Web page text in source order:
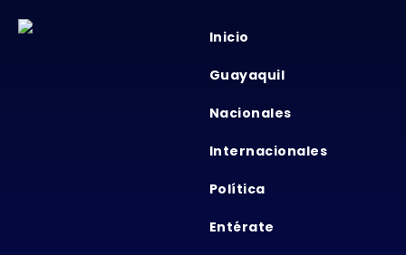
Inicio
Guayaquil
Nacionales
Internacionales
Política
Entérate